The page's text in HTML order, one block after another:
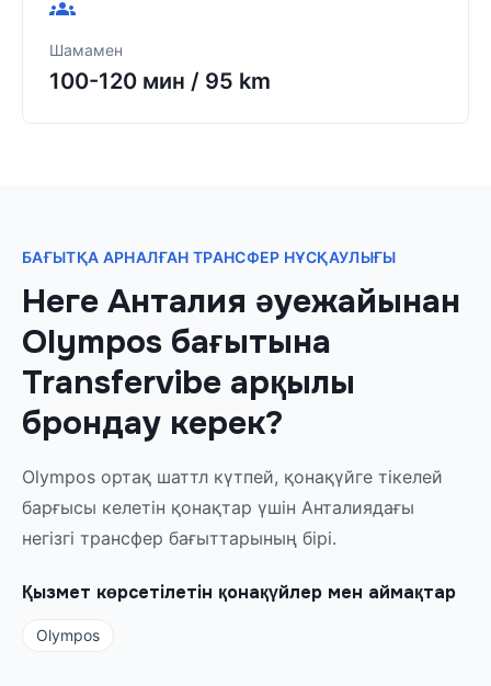
Шамамен
100-120 мин / 95 km
БАҒЫТҚА АРНАЛҒАН ТРАНСФЕР НҰСҚАУЛЫҒЫ
Неге Анталия әуежайынан
Olympos бағытына
Transfervibe арқылы
брондау керек?
Olympos ортақ шаттл күтпей, қонақүйге тікелей
барғысы келетін қонақтар үшін Анталиядағы
негізгі трансфер бағыттарының бірі.
Қызмет көрсетілетін қонақүйлер мен аймақтар
Olympos